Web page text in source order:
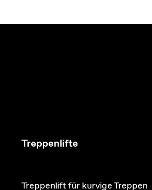
Treppenlifte
Treppenlift für kurvige Treppen